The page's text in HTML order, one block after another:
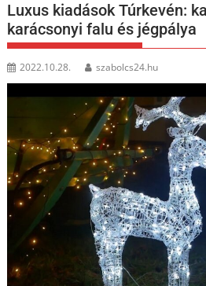
Luxus kiadások Túrkevén:
karácsonyi falu és jégpálya
2022.10.28. szabolcs24.hu